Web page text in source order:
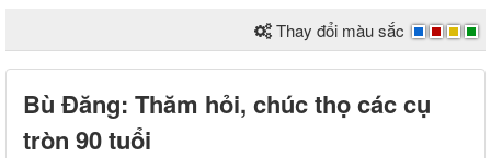
Thay đổi màu sắc
Bù Đăng: Thăm hỏi, chúc thọ các cụ
tròn 90 tuổi